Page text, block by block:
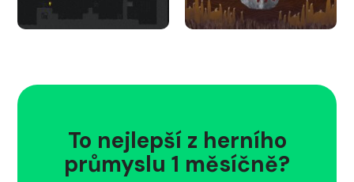
To nejlepší z herního
průmyslu 1 měsíčně?